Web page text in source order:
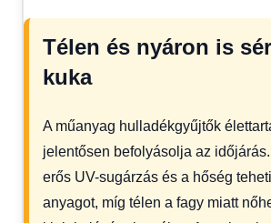
Télen és nyáron is
kuka
A műanyag hulladékgyűjtők
jelentősen befolyásolja az
erős UV-sugárzás és a hőség
anyagot, míg télen a fagy miatt